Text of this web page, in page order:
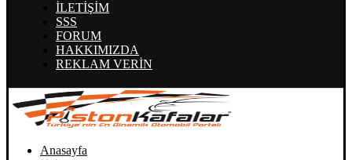
İLETİŞİM
SSS
FORUM
HAKKIMIZDA
REKLAM VERİN
Anasayfa